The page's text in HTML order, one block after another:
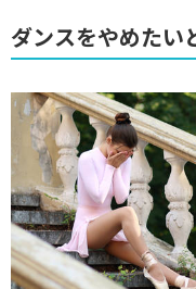
ダンスをやめたい